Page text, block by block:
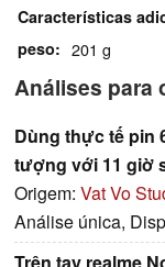
Características
peso 201 g
Análises para
Dùng thực tế pin
tượng với 11 giờ
Origem: Vat Vo
Análise única,